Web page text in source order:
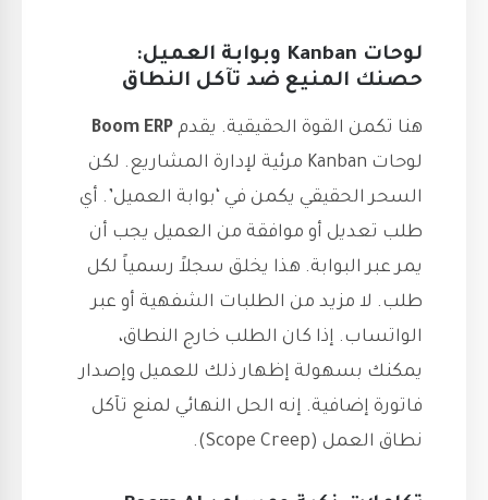
لوحات Kanban وبوابة العميل:
حصنك المنيع ضد تآكل النطاق
هنا تكمن القوة الحقيقية. يقدم Boom ERP
لوحات Kanban مرئية لإدارة المشاريع. لكن
السحر الحقيقي يكمن في ‘بوابة العميل’. أي
طلب تعديل أو موافقة من العميل يجب أن
يمر عبر البوابة. هذا يخلق سجلاً رسمياً لكل
طلب. لا مزيد من الطلبات الشفهية أو عبر
الواتساب. إذا كان الطلب خارج النطاق،
يمكنك بسهولة إظهار ذلك للعميل وإصدار
فاتورة إضافية. إنه الحل النهائي لمنع تآكل
نطاق العمل (Scope Creep).